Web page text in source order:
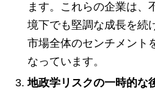
ます。これらの企業は、
境下でも堅調な成長を続
市場全体のセンチメント
なっています。
地政学リスクの一時的な